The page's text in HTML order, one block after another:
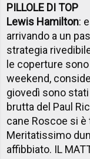
PILLOLE DI TOP
Lewis Hamilton:
arrivando a un
strategia
le coperture
weekend,
giovedì sono
brutta del Paul
cane Roscoe si
Meritatissimo
affibbiato. IL